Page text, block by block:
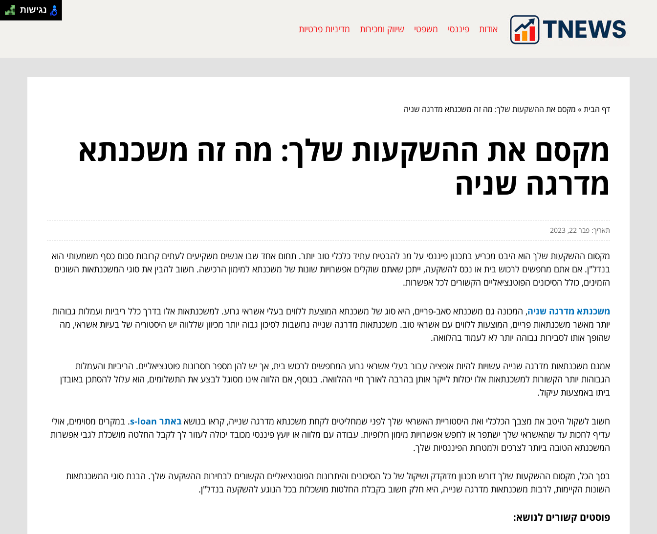
אודות פיננסי משפטי שיווק ומכירות מדיניות פרטיות
דף הבית» מקסם את ההשקעות שלך: מה זה משכנתא מדרגה שניה
מקסם את ההשקעות שלך: מה זה משכנתא
מדרגה שניה
תאריך: פבר 22, 2023
מקסום ההשקעות שלך הוא היבט מכריע בתכנון פיננסי על מנ להבטיח עתיד כלכלי טוב יותר. תחום אחד שבו אנשים משקיעים לעתים קרובות סכום כסף משמעותי הוא
בנדל"ן. אם אתם מחפשים לרכוש בית או נכס להשקעה, ייתכן שאתם שוקלים אפשרויות שונות של משכנתא למימון הרכישה. חשוב להבין את סוגי המשכנתאות השונים
הזמינים, כולל הסיכונים הפוטנציאליים הקשורים לכל אפשרות.
משכנתא מדרגה שניה, המכונה גם משכנתא סאב-פריים, היא סוג של משכנתא המוצעת ללווים בעלי אשראי גרוע. למשכנתאות אלו בדרך כלל ריביות ועמלות גבוהות
יותר מאשר משכנתאות פריים, המוצעות ללווים עם אשראי טוב. משכנתאות מדרגה שנייה נחשבות לסיכון גבוה יותר מכיוון שללווה יש היסטוריה של בעיות אשראי, מה
שהופך אותו לסבירות גבוהה יותר לא לעמוד בהלוואה.
אמנם משכנתאות מדרגה שנייה עשויות להיות אופציה עבור בעלי אשראי גרוע המחפשים לרכוש בית, אך יש להן מספר חסרונות פוטנציאליים. הריביות והעמלות
הגבוהות יותר הקשורות למשכנתאות אלו יכולות לייקר אותן בהרבה לאורך חיי ההלוואה. בנוסף, אם הלווה אינו מסוגל לבצע את התשלומים, הוא עלול להסתכן באובדן
ביתו באמצעות עיקול.
חשוב לשקול היטב את מצבך הכלכלי ואת היסטוריית האשראי שלך לפני שמחליטים לקחת משכנתא מדרגה שנייה, קראו בנושא באתר s-loan
. במקרים מסוימים, אולי
עדיף לחכות עד שהאשראי שלך ישתפר או לחפש אפשרויות מימון חלופיות. עבודה עם מלווה או יועץ פיננסי מכובד יכולה לעזור לך לקבל החלטה מושכלת לגבי אפשרות
המשכנתא הטובה ביותר לצרכים ולמטרות הפיננסיות שלך.
בסך הכל, מקסום ההשקעות שלך דורש תכנון מדוקדק ושיקול של כל הסיכונים והיתרונות הפוטנציאליים הקשורים לבחירות ההשקעה שלך. הבנת סוגי המשכנתאות
השונות הקיימות, לרבות משכנתאות מדרגה שנייה, היא חלק חשוב בקבלת החלטות מושכלות בכל הנוגע להשקעה בנדל"ן.
פוסטים קשורים לנושא:
נגישות